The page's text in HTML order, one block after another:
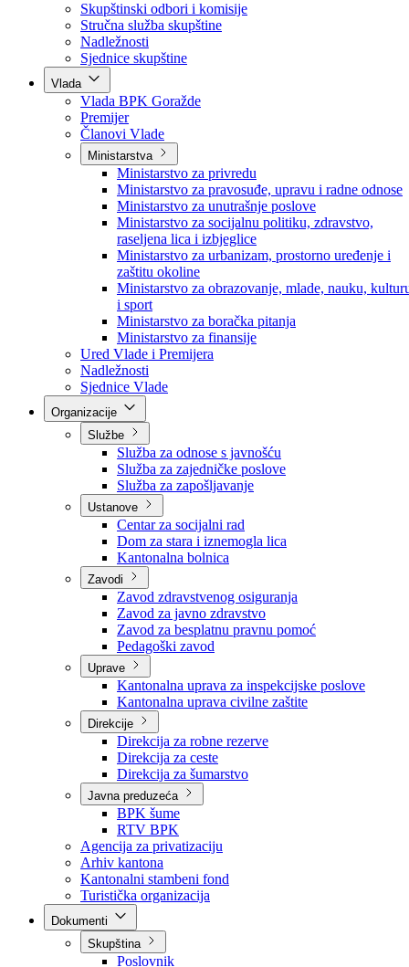
Poslanici po strankama
Poslanici po klubovima naroda
Kolegij skupštine
Skupštinski odbori i komisije
Stručna služba skupštine
Nadležnosti
Sjednice skupštine
Vlada
Vlada BPK Goražde
Premijer
Članovi Vlade
Ministarstva
Ministarstvo za privredu
Ministarstvo za pravosuđe, upravu i radne odnose
Ministarstvo za unutrašnje poslove
Ministarstvo za socijalnu politiku, zdravstvo,
raseljena lica i izbjeglice
Ministarstvo za urbanizam, prostorno uređenje i
zaštitu okoline
Ministarstvo za obrazovanje, mlade, nauku,
i sport
Ministarstvo za boračka pitanja
Ministarstvo za finansije
Ured Vlade i Premijera
Nadležnosti
Sjednice Vlade
Službe
Služba za odnose s javnošću
Služba za zajedničke poslove
Služba za zapošljavanje
Ustanove
Centar za socijalni rad
Dom za stara i iznemogla lica
Kantonalna bolnica
Zavodi
Zavod zdravstvenog osiguranja
Zavod za javno zdravstvo
Zavod za besplatnu pravnu pomoć
Pedagoški zavod
Uprave
Kantonalna uprava za inspekcijske poslove
Kantonalna uprava civilne zaštite
Direkcije
Direkcija za robne rezerve
Direkcija za ceste
Direkcija za šumarstvo
Javna preduzeća
BPK šume
RTV BPK
Agencija za privatizaciju
Arhiv kantona
Kantonalni stambeni fond
Turistička organizacija